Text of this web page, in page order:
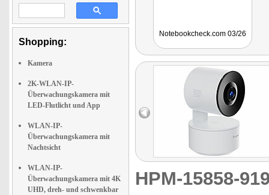
Shopping:
Kamera
2K-WLAN-IP-
Überwachungskamera mit
LED-Flutlicht und App
WLAN-IP-
Überwachungskamera mit
Nachtsicht
WLAN-IP-
Überwachungskamera mit 4K
UHD, dreh- und schwenkbar
Notebookcheck.com 03/26
HPM-15858-